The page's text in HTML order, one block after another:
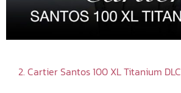
2. Cartier Santos 100 XL Titanium DLC